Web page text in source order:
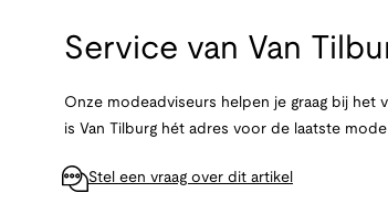
Service van Van
Onze modeadviseurs helpen je graag bij het
is Van Tilburg hét adres voor de laatste
Stel een vraag over dit artikel